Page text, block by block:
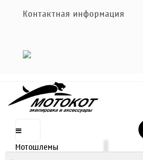
Контактная информация
Мотошлемы